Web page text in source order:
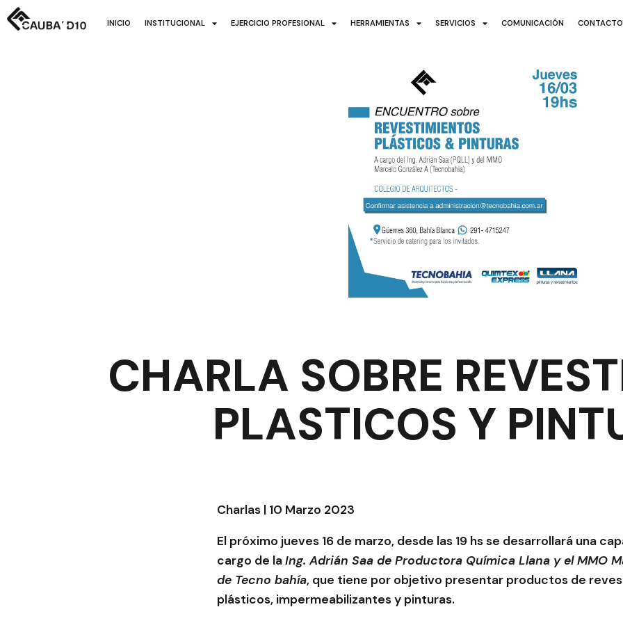
INICIO INSTITUCIONAL EJERCICIO PROFESIONAL HERRAMIENTAS SERVICIOS COMUNICACIÓN CONTACTO
CHARLA SOBRE
PLASTICOS Y
Charlas | 10 Marzo 2023
El próximo jueves 16 de marzo, desde las 19 hs se desarrollará una
cargo de laIng. Adrián Saa de Productora Química Llana y el MMO
de Tecno bahía, que tiene por objetivo presentar productos de
plásticos, impermeabilizantes y pinturas.